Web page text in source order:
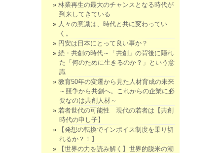
林業再生の最大のチャンスとなる時代が
到来してきている
人々の意識は、時代と共に変わってい
く。
円安は日本にとって良い事か？
続・共創の時代～「共創」の背後に隠れ
た「何のために生きるのか？」という意
識
教育50年の変遷から見た人材育成の未来
～競争から共創へ。これからの企業に必
要なのは共創人材～
若者世代の可能性 現代の若者は【共創
時代の申し子】
【発想の転換でインボイス制度を乗り切
れるか？！】
【世界の力を読み解く】世界的脱米の潮